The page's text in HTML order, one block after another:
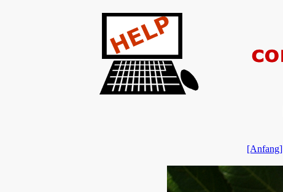
[Anfang]